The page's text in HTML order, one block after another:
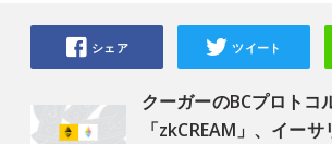
クーガーのBCプロトコ
「zkCREAM」、イー
シェア ツイート